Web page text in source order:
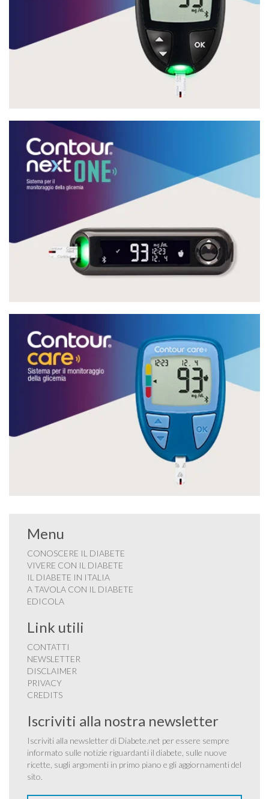
Menu
CONOSCERE IL DIABETE
VIVERE CON IL DIABETE
IL DIABETE IN ITALIA
A TAVOLA CON IL DIABETE
EDICOLA
Link utili
CONTATTI
NEWSLETTER
DISCLAIMER
PRIVACY
CREDITS
Iscriviti alla nostra newsletter
Iscriviti alla newsletter di Diabete.net per essere sempre
informato sulle notizie riguardanti il diabete, sulle nuove
ricette, sugli argomenti in primo piano e gli aggiornamenti del
sito.